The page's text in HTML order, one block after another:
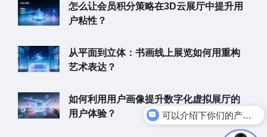
怎么让会员积分策略在3D云展厅中提升用
户粘性？
从平面到立体：书画线上展览如何用重构
艺术表达？
如何利用用户画像提升数字化虚拟展厅的
用户体验？
可以介绍下你们的产品么
你们是怎么收费的呢